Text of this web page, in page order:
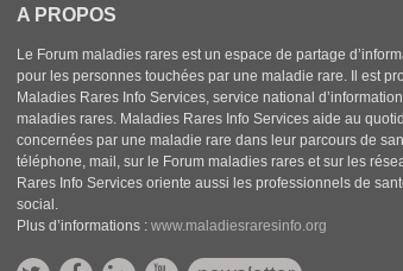
A PROPOS
Le Forum maladies rares est un espace de partage
pour les personnes touchées par une maladie rare. Il est
Maladies Rares Info Services, service national
maladies rares. Maladies Rares Info Services aide au
concernées par une maladie rare dans leur parcours de
téléphone, mail, sur le Forum maladies rares et sur les
Rares Info Services oriente aussi les professionnels de
social.
Plus d’informations :www.maladiesraresinfo.org